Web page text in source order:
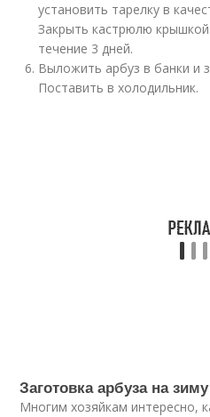
установить тарелку в
Закрыть кастрюлю
течение 3 дней.
Выложить арбуз в банки и
Поставить в холодильник.
Заготовка арбуза на зиму
Многим хозяйкам интересно,